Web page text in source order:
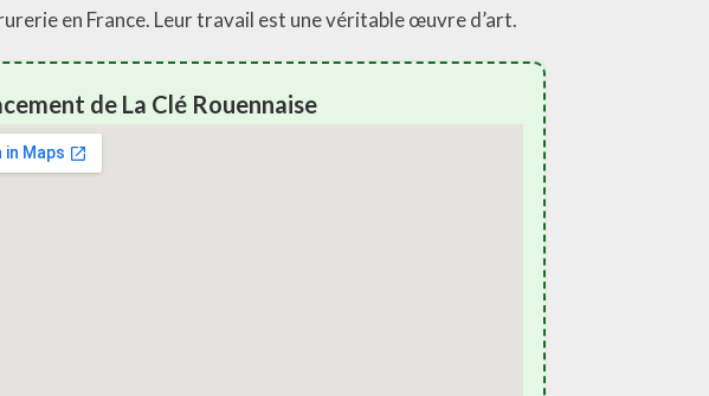
en France. Leur travail est une véritable œuvre d’art.
de La Clé Rouennaise